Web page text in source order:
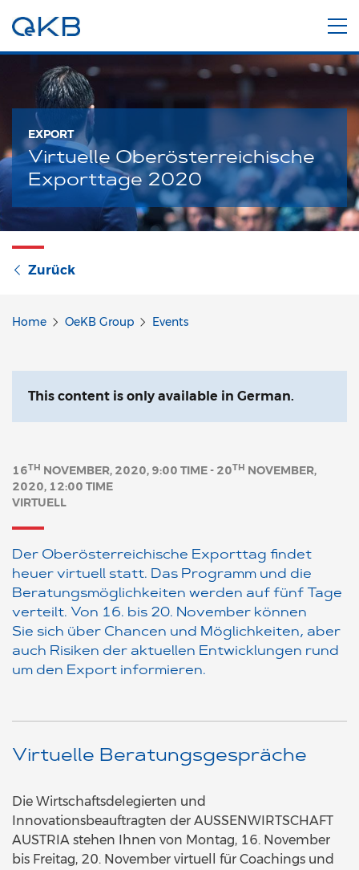
EXPORT
Virtuelle Oberösterreichische
Exporttage 2020
Zurück
Home OeKB Group Events
This content is only available in German.
16TH NOVEMBER, 2020, 9:00 TIME - 20TH NOVEMBER,
2020, 12:00 TIME
VIRTUELL
Der Oberösterreichische Exporttag findet
heuer virtuell statt. Das Programm und die
Beratungsmöglichkeiten werden auf fünf Tage
verteilt. Von 16. bis 20. November können
Sie sich über Chancen und Möglichkeiten, aber
auch Risiken der aktuellen Entwicklungen rund
um den Export informieren.
Virtuelle Beratungsgespräche
Die Wirtschaftsdelegierten und
Innovationsbeauftragten der AUSSENWIRTSCHAFT
AUSTRIA stehen Ihnen von Montag, 16. November
bis Freitag, 20. November virtuell für Coachings und